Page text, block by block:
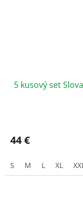
5 kusový set
produktu
z
5
44 €
S M L XL